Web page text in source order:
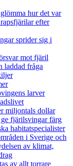
hur det var
efter
sprider sig i
mot fjäril
laddad fråga
larver
miljontals dollar
fjärilsvingar färg
habitatspecialister
i Sverige och
av klimat,
av allt torrare